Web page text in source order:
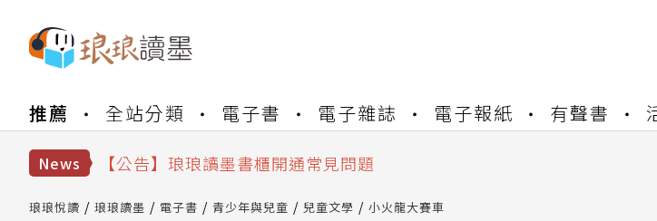
推薦 全站分類 電子書 電子雜誌 電子報紙 有聲書
News
【公告】因 Readmoo 讀墨系統維護中，本站同步暫停部分閱讀服務
【公告】琅琅讀墨書櫃開通常見問題
【公告】琅琅書店服務升級重要說明及資產合併結果查詢
琅琅悅讀 琅琅讀墨 電子書 青少年與兒童 兒童文學 小火龍大賽車